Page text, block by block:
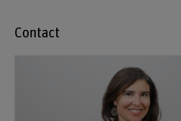
Contact